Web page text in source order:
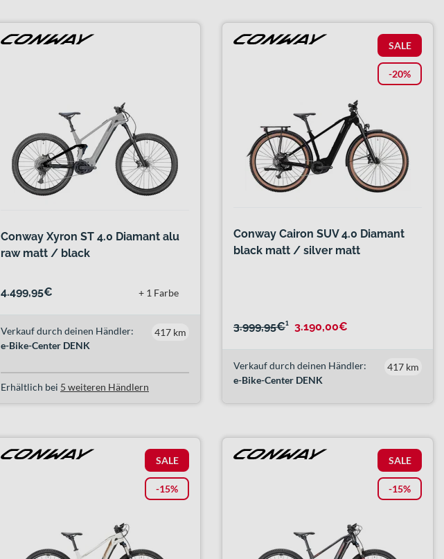
Conway Xyron ST 4.0 Diamant alu
raw matt / black
4.499,95€ + 1 Farbe
Verkauf durch deinen Händler:
e-Bike-Center DENK
417 km
Erhältlich bei 5 weiteren Händlern
SALE
-20%
Conway Cairon SUV 4.0 Diamant
black matt / silver matt
3.999,95€¹ 3.190,00€
Verkauf durch deinen Händler:
e-Bike-Center DENK
417 km
SALE
-15%
SALE
-15%